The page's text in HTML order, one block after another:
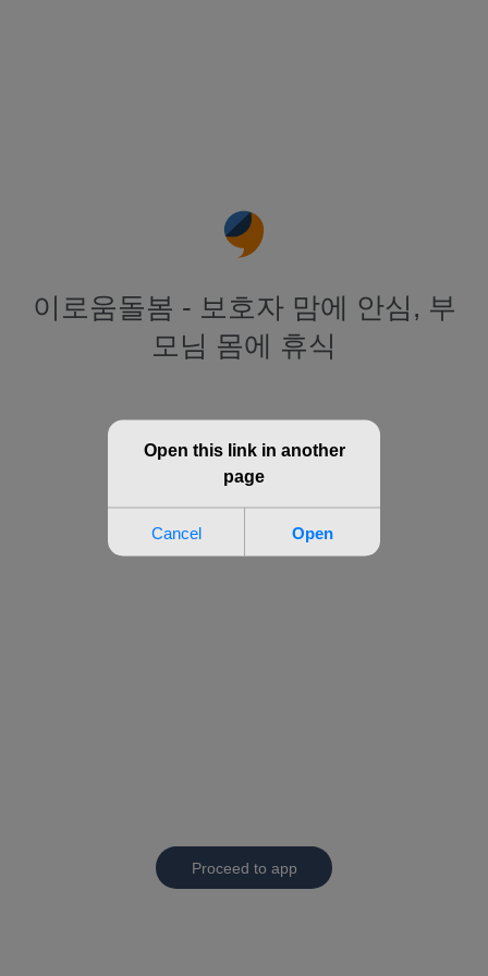
이로움돌봄 - 보호자 맘에 안심, 부
모님 몸에 휴식
Proceed to app